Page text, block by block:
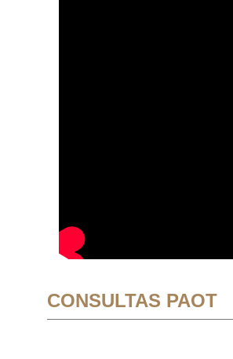
CONSULTAS PAOT